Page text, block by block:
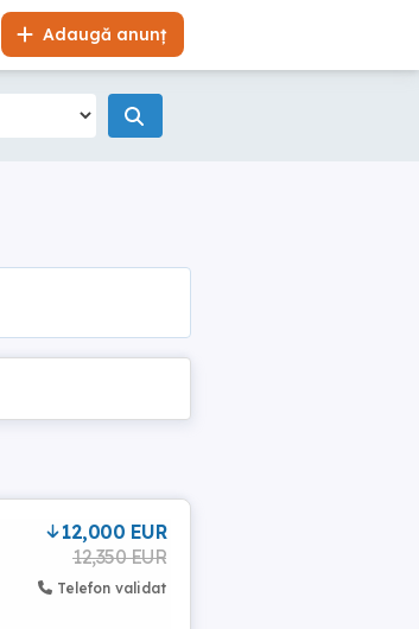
Adaugă anunț
12,000 EUR
12,350 EUR
Telefon validat